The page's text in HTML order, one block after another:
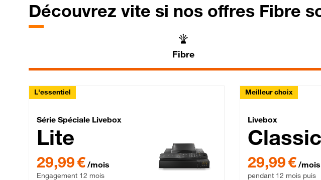
Découvrez vite si nos offres Fibre
Fibre
L'essentiel
Série Spéciale Livebox Lite Fibre
Série Spéciale Livebox
Lite
29,99 € par mois , Engagement 12 mois
29,99 € /mois
Engagement 12 mois
Meilleur choix
Livebox
Livebox
Classic
29,99 € par mois
29,99 € /mois
pendant 12 mois puis